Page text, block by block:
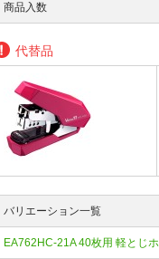
商品入数
代替品
バリエーション一覧
EA762HC-21A 40枚用 軽とじ